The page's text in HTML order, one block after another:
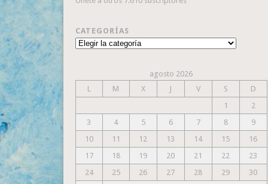
CATEGORÍAS
Categorías
agosto 2026
L
M X J V S
D
1
2
3
4 5 6 7 8
9
10
11 12 13 14 15
16
17
18 19 20 21 22
23
24
25 26 27 28 29
30